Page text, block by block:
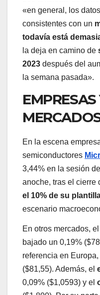
«en general, los
consistentes con un
todavía está
la deja en camino de
2023 después del
la semana pasada».
En la escena
semiconductores
3,44% en la sesión
anoche, tras el cierre
el 10% de su
escenario
En otros mercados, el
bajado un 0,19%
referencia en
($81,55). Además, el
0,09% ($1,0593) y el